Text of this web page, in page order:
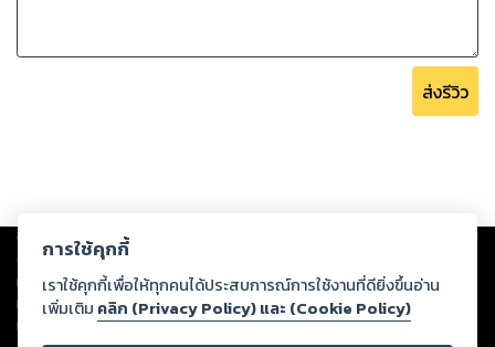
ส่งรีวิว
Copyright © 2026
ต่อผลงานหรือเนื้อหาใดที่อัปโหลดผ่านเว็บไซต์และปรากฏว่าละเมิดสิทธิใน
ทรัพย์สินทางปัญญาของบุคคลอื่นหรือขัดต่อกฎหมายและศีลธรรม ดังนั้น ผู้อ่าน
ทุกท่านโปรดใช้วิจารณญาณในการกลั่นกรองด้วยตนเอง และหากท่านพบว่าส่วน
หนึ่งส่วนใดขัดต่อกฎหมายและศีลธรรม กรุณาแจ้งมายังบริษัท เพื่อทีมงานจะได้
การใช้คุกกี้
เราใช้คุกกี้เพื่อให้ทุกคนได้ประสบการณ์การใช้งานที่ดียิ่งขึ้นอ่าน
เพิ่มเติม คลิก (Privacy Policy) และ (Cookie Policy)